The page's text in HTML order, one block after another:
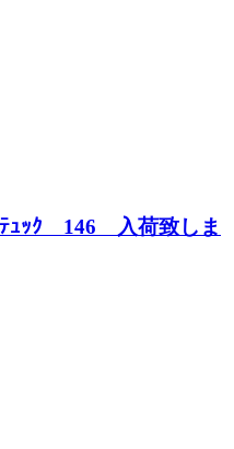
ｭｯｸ 146 入荷致しま